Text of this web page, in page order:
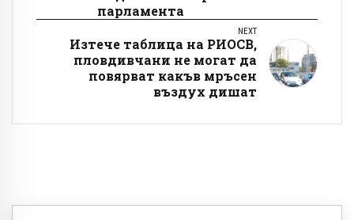
парламента
NEXT
Изтече таблица на РИОСВ,
пловдивчани не могат да
повярват какъв мръсен
въздух дишат